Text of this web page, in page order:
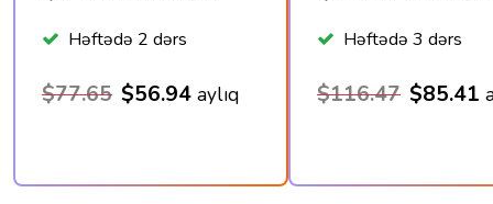
Həftədə 2 dərs
$77.65 $56.94 aylıq
Həftədə 3 dərs
$116.47 $85.41